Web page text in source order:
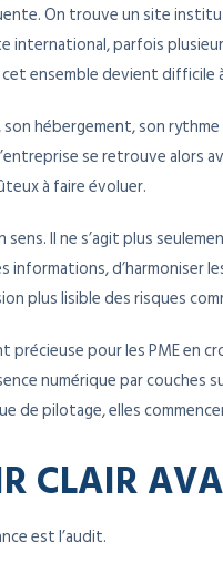
On trouve un site
international, parfois
ensemble devient difficile
hébergement, son
se retrouve alors
à faire évoluer.
Il ne s’agit plus
informations, d’harmoniser
plus lisible des risques
pour les PME en
numérique par couches
de pilotage, elles
CLAIR
est l’audit.